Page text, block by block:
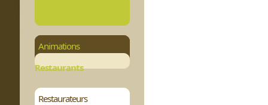
Animations
Restaurants
Restaurateurs